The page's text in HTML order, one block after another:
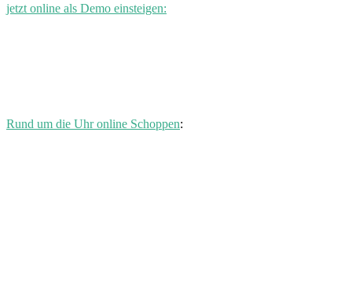
jetzt online als Demo einsteigen:
Rund um die Uhr online Schoppen: